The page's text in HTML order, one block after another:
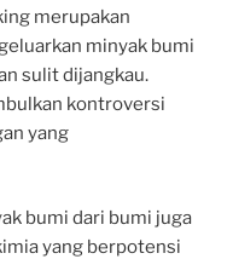
merupakan
minyak bumi
sulit dijangkau.
kontroversi
yang
bumi dari bumi juga
yang berpotensi